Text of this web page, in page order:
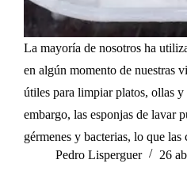
La mayoría de nosotros ha
en algún momento de nuestras
útiles para limpiar platos, ollas y
embargo, las esponjas de lavar
gérmenes y bacterias, lo que
Pedro Lisperguer
26